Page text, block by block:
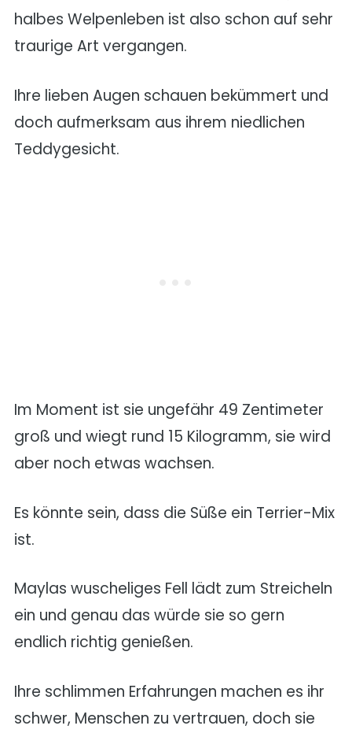
halbes Welpenleben ist also schon auf sehr
traurige Art vergangen.
Ihre lieben Augen schauen bekümmert und
doch aufmerksam aus ihrem niedlichen
Teddygesicht.
Im Moment ist sie ungefähr 49 Zentimeter
groß und wiegt rund 15 Kilogramm, sie wird
aber noch etwas wachsen.
Es könnte sein, dass die Süße ein Terrier-Mix
ist.
Maylas wuscheliges Fell lädt zum Streicheln
ein und genau das würde sie so gern
endlich richtig genießen.
Ihre schlimmen Erfahrungen machen es ihr
schwer, Menschen zu vertrauen, doch sie